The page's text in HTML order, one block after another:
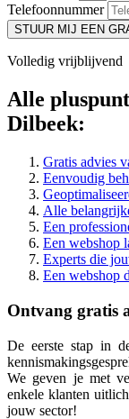
Telefoonnummer
STUUR MIJ EEN
Volledig vrijblijvend
Alle
Dilbeek:
Gratis advies
Eenvoudig
Alle
Een
Een webshop
Experts die
Een webshop
Ontvang gratis
De eerste stap in
We geven je met
enkele klanten
jouw sector!